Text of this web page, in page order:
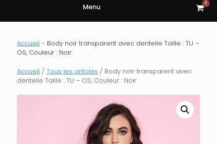
Menu View
cart
0
Accueil - Body noir transparent avec dentelle Taille : TU –
OS, Couleur : Noir
Accueil / Tous les articles / Body noir transparent avec
dentelle Taille : TU – OS, Couleur : Noir